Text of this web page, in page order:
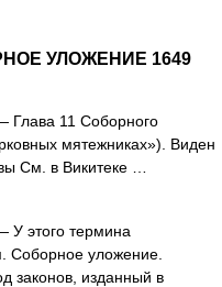
УЛОЖЕНИЕ 1649
Глава 11 Соборного
мятежниках»). Виден
См. в Викитеке …
У этого термина
Соборное уложение.
законов, изданный в